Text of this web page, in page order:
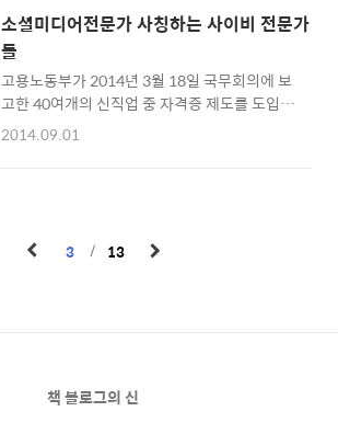
TYB Title Generator도 있다. 블로그 외에도
페이스북이나 트위터 등 SNS에서 글제목을 지
을 때 유용하다. Title Gen..
나오는 것은 아니지만 기업이나 개인이 소유한
여러개 SNS 채널의 영향력을 서로 비교할 때 이
용하면 좋을 듯합니다. Klout 바로가기
https://klout.com/ 파란색 버튼 '페이스북으
로 로그인하기'(Log in with Facebook)를 눌
러 페이스북 계정과 연결해봤습니다. 좌측의 측
소셜미디어전문가 사칭하는 사이비 전문가
들
고용노동부가 2014년 3월 18일 국무회의에 보
고한 40여개의 신직업 중 자격증 제도를 도입할
13개 직업에 '소셜미디어 전문가'도 포함됐다
도 나간다고 되어있다. 나도 이제 소셜미디어 세
상에 발을 들여놓은지 7년이 지났건만, 왜 처음
단문으로 글을 작성할 수 있기 때문에 자신의 실
2014.09.01
3 13
책 블로그의 신